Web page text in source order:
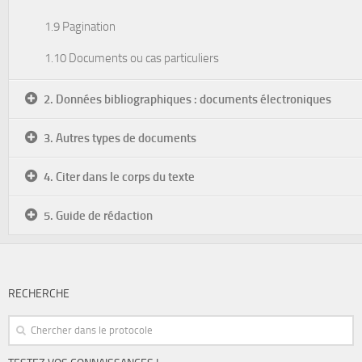
1.9 Pagination
1.10 Documents ou cas particuliers
2. Données bibliographiques : documents électroniques
3. Autres types de documents
4. Citer dans le corps du texte
5. Guide de rédaction
RECHERCHE